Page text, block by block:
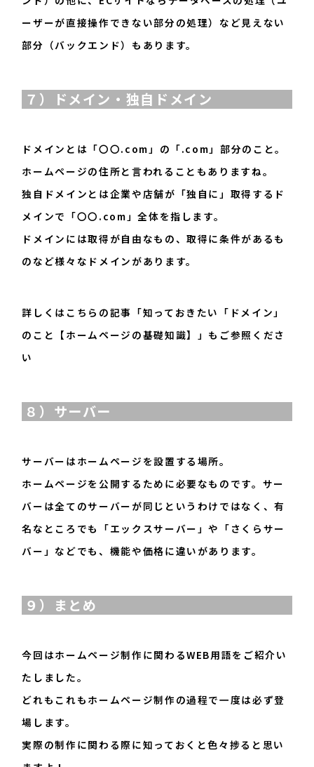
ーザーが直接操作できない部分の処理）など見えない
部分（バックエンド）もあります。
７）ドメイン・独自ドメイン
ドメインとは「〇〇.com」の「.com」部分のこと。
ホームページの住所と言われることもありますね。
独自ドメインとは企業や店舗が「独自に」取得するド
メインで「〇〇.com」全体を指します。
ドメインには取得が自由なもの、取得に条件があるも
のなど様々なドメインがあります。
詳しくはこちらの記事 「知っておきたい「ドメイン」
のこと【ホームページの基礎知識】」 もご参照くださ
い
８）サーバー
サーバーはホームページを設置する場所。
ホームページを公開するために必要なものです。サー
バーは全てのサーバーが同じというわけではなく、有
名なところでも「エックスサーバー」や「さくらサー
バー」などでも、機能や価格に違いがあります。
９）まとめ
今回はホームページ制作に関わるWEB用語をご紹介い
たしました。
どれもこれもホームページ制作の過程で一度は必ず登
場します。
実際の制作に関わる際に知っておくと色々捗ると思い